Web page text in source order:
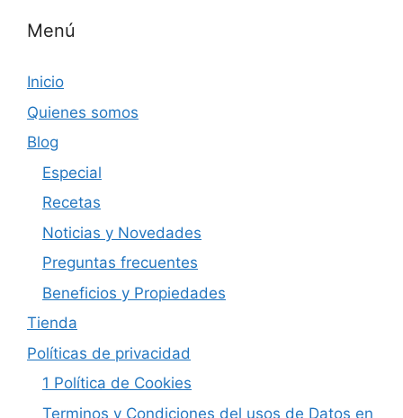
Menú
Inicio
Quienes somos
Blog
Especial
Recetas
Noticias y Novedades
Preguntas frecuentes
Beneficios y Propiedades
Tienda
Políticas de privacidad
1 Política de Cookies
Terminos y Condiciones del usos de Datos en